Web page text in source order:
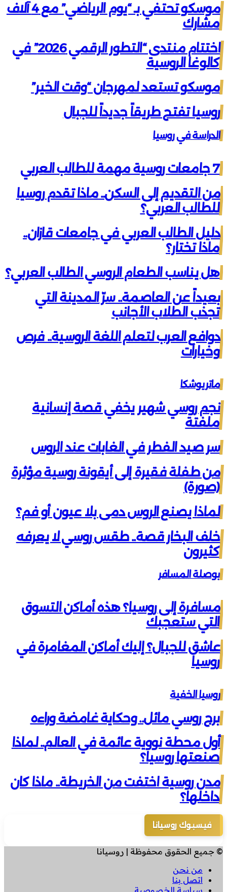
موسكو تحتفي بـ “يوم الرياضي” مع 4 آلاف
مشارك
اختتام منتدى “التطور الرقمي 2026” في
كالوغا الروسية
موسكو تستعد لمهرجان “وقت الخير”
روسيا تفتح طريقاً جديداً للجبال
الدراسة في روسيا
7 جامعات روسية مهمة للطالب العربي
من التقديم إلى السكن.. ماذا تقدم روسيا
للطالب العربي؟
دليل الطالب العربي في جامعات قازان..
ماذا تختار؟
هل يناسب الطعام الروسي الطالب العربي؟
بعيداً عن العاصمة.. سرّ المدينة التي
تجذب الطلاب الأجانب
دوافع العرب لتعلم اللغة الروسية.. فرص
وخيارات
ماتريوشكا
نجم روسي شهير يخفي قصة إنسانية
ملفتة
سر صيد الفطر في الغابات عند الروس
من طفلة فقيرة إلى أيقونة روسية مؤثرة
(صورة)
لماذا يصنع الروس دمى بلا عيون أو فم؟
خلف البخار قصة.. طقس روسي لا يعرفه
كثيرون
بوصلة المسافر
مسافرة إلى روسيا؟ هذه أماكن التسوق
التي ستعجبك
عاشق للجبال؟ إليك أماكن المغامرة في
روسيا
روسيا الخفية
برج روسي مائل.. وحكاية غامضة وراءه
أول محطة نووية عائمة في العالم.. لماذا
صنعتها روسيا؟
مدن روسية اختفت من الخريطة.. ماذا كان
داخلها؟
فيسبوك روسيانا
© جميع الحقوق محفوظة | روسيانا
من نحن
اتصل بنا